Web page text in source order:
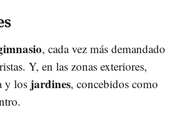
, cada vez más demandado
Y, en las zonas exteriores,
y los jardines, concebidos como